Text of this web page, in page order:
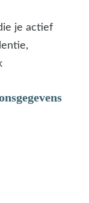
je actief